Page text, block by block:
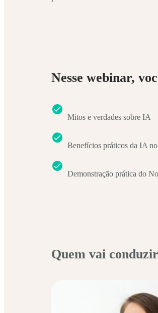
Nesse webinar,
Mitos e verdades sobre IA
Benefícios práticos da IA
Demonstração prática do
Quem vai